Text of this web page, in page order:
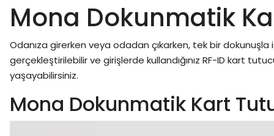
Mona Dokunmatik
Odanıza girerken veya odadan çıkarken, tek bir
gerçekleştirilebilir ve girişlerde kullandığınız RF-ID kart
yaşayabilirsiniz.
Mona Dokunmatik Kart